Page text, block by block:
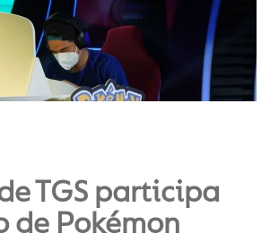
TGS participa
de Pokémon